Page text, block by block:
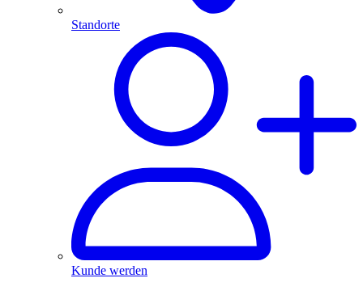
Standorte
Kunde werden